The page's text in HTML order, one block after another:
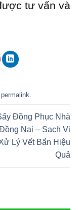
tư vấn và
permalink
Đồng Phục Nhà
Nai – Sạch Vi
Lý Vết Bẩn Hiệu
Quả